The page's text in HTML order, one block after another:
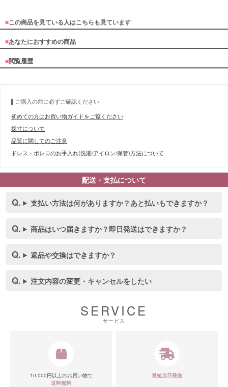
■スペック表
■この商品を見ている人はこちらも見ています
■あなたにおすすめの商品
■閲覧履歴
ご購入の前に必ずご確認ください
初めての方はお買い物ガイドをご覧ください
採寸について
品質に関してのご注意
ドレス・ボレロのお手入れ(洗濯/アイロン/保管)方法について
配送・支払について
支払い方法は何がありますか？あと払いもできますか？
商品はいつ届きますか？即日発送はできますか？
返品や交換はできますか？
注文内容の変更・キャンセルをしたい
SERVICE
サービス
10,000円以上のお買い物で
送料無料
最短当日発送